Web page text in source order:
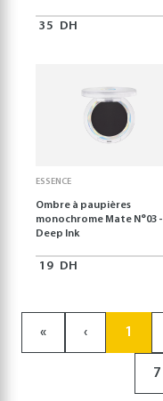
35 DH
ESSENCE
Ombre à paupières
monochrome Mate N°03 -
Deep Ink
19 DH
« ‹ 1
7